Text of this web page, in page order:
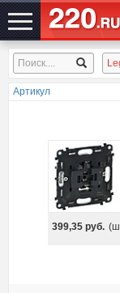
ЭЛЕКТРОСАЙТ№1
Артикул
399,35 руб.